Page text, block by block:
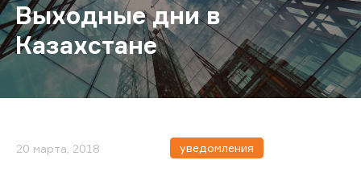
Выходные дни в
Казахстане
20 марта, 2018 уведомления